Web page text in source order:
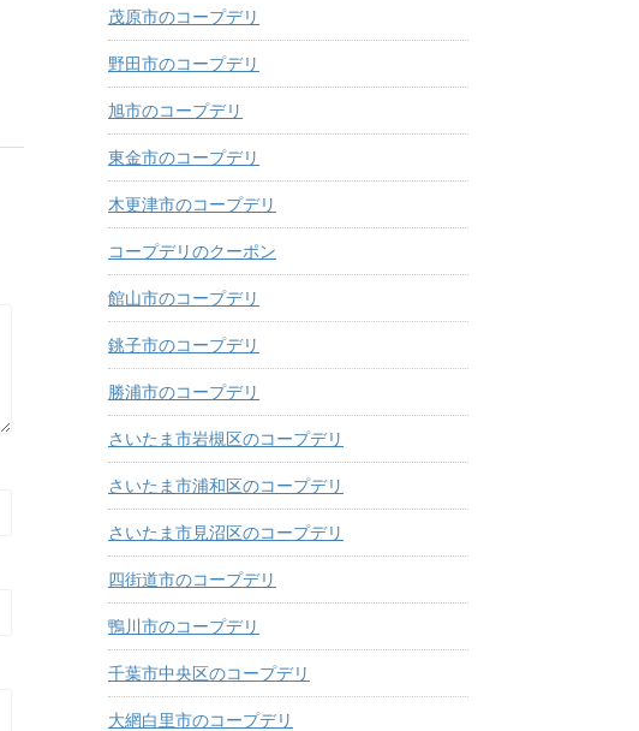
茂原市のコープデリ
野田市のコープデリ
旭市のコープデリ
東金市のコープデリ
木更津市のコープデリ
コープデリのクーポン
館山市のコープデリ
銚子市のコープデリ
勝浦市のコープデリ
さいたま市岩槻区のコープデリ
さいたま市浦和区のコープデリ
さいたま市見沼区のコープデリ
四街道市のコープデリ
鴨川市のコープデリ
千葉市中央区のコープデリ
大網白里市のコープデリ